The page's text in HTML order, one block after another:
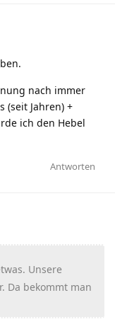
nach immer
(seit Jahren) +
ich den Hebel
Antworten
Unsere
Da bekommt man